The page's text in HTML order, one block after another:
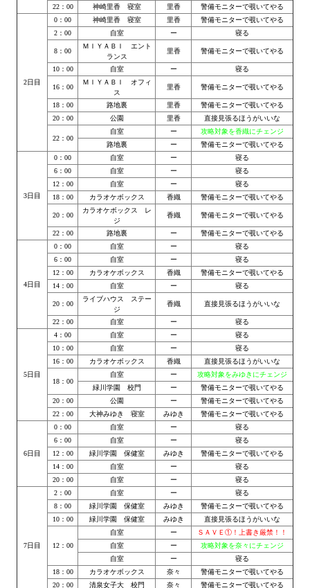
Работы Тестера 55
Наёмный оборотень
Небесный воин
Немного героев меча и магии
Расширенная версия Х3
REBalance
Работы Kuroneko
Doom 3 Remaster Fan Edition
X2 - The Threat Remaster Fan Edition
Quake III Arena Remaster Fan Edition
Star Trek Voyager Elite Force Remaster Fan Edition
Sacred Gold Remaster Fan Edition
Red Faction remaster Fan Edition
Aliens versus Predator 1 Remaster Fan Edition
Age of Pirates: Caribbean Tales Remaster Fan Edition
Корсары 3 Сундук мертвеца Remaster Fan Edition
Sea Dogs - City of Abandoned Ships Remaster Fan Edition
Sea Dogs Remaster Fan Edition
НОВОСТИ ПОРТАЛА
Новости
Новости Архив
22：00
神崎里香 寝室 里香 警備モニターで覗いてやる
2日目
0：00 神崎里香 寝室 里香
警備モニターで覗いてやる
2：00
自室 ー 寝る
8：00
ＭＩＹＡＢＩ エント
ランス
里香 警備モニターで覗いてやる
10：00 自室 ー 寝る
16：00
ＭＩＹＡＢＩ オフィ
ス
里香 警備モニターで覗いてやる
18：00 路地裏 里香
警備モニターで覗いてやる
20：00
公園 里香 直接見張るほうがいいな
22：00
自室 ー
攻略対象を香織にチェンジ
路地裏
ー 警備モニターで覗いてやる
3日目
0：00 自室 ー
寝る
6：00
自室 ー
寝る
12：00
自室 ー
寝る
18：00
カラオケボックス 香織 警備モニターで覗いてやる
20：00
カラオケボックス レ
ジ
香織 警備モニターで覗いてやる
22：00 路地裏 ー 警備モニターで覗いてやる
4日目
0：00 自室 ー
寝る
6：00
自室 ー
寝る
12：00
カラオケボックス 香織
警備モニターで覗いてやる
14：00
自室 ー 寝る
20：00
ライブハウス ステー
ジ
香織 直接見張るほうがいいな
22：00 自室 ー 寝る
5日目
4：00 自室 ー
寝る
10：00
自室 ー
寝る
16：00
カラオケボックス 香織 直接見張るほうがいいな
18：00
自室 ー
攻略対象をみゆきにチェンジ
緑川学園 校門
ー
警備モニターで覗いてやる
20：00
公園 ー
警備モニターで覗いてやる
22：00
大神みゆき 寝室 みゆき 警備モニターで覗いてやる
6日目
0：00 自室 ー
寝る
6：00
自室 ー
寝る
12：00
緑川学園 保健室 みゆき
警備モニターで覗いてやる
14：00
自室 ー
寝る
20：00
自室 ー 寝る
7日目
2：00 自室 ー
寝る
8：00
緑川学園 保健室 みゆき
警備モニターで覗いてやる
10：00
緑川学園 保健室 みゆき 直接見張るほうがいいな
12：00
自室 ー
ＳＡＶＥ①！上書き厳禁！！
自室
ー
攻略対象を奈々にチェンジ
自室
ー
寝る
18：00
カラオケボックス 奈々
警備モニターで覗いてやる
20：00
清泉女子大 校門 奈々 警備モニターで覗いてやる